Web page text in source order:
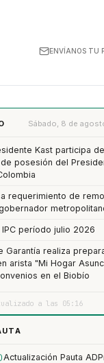
ENVÍANOS TU
Sábado, 8 de
Kast participa
posesión del
requerimiento de
IPC período julio 2026
Garantía realiza
arista "Mi Hogar
en el Biobío
a las 05:16
Actualización Pauta